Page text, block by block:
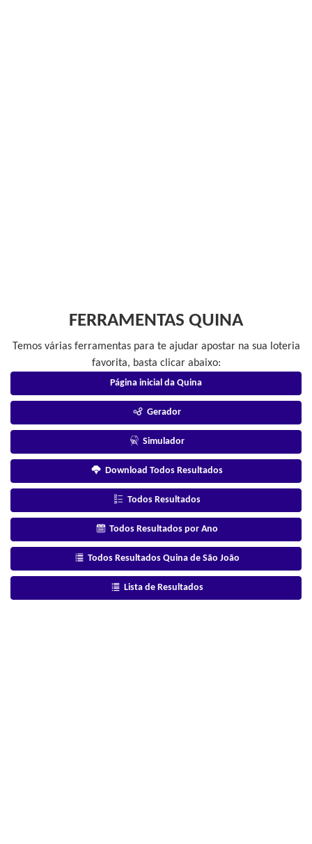
FERRAMENTAS QUINA
Temos várias ferramentas para te ajudar apostar na sua loteria
favorita, basta clicar abaixo:
Página inicial da Quina
Gerador
Simulador
Download Todos Resultados
Todos Resultados
Todos Resultados por Ano
Todos Resultados Quina de São João
Lista de Resultados